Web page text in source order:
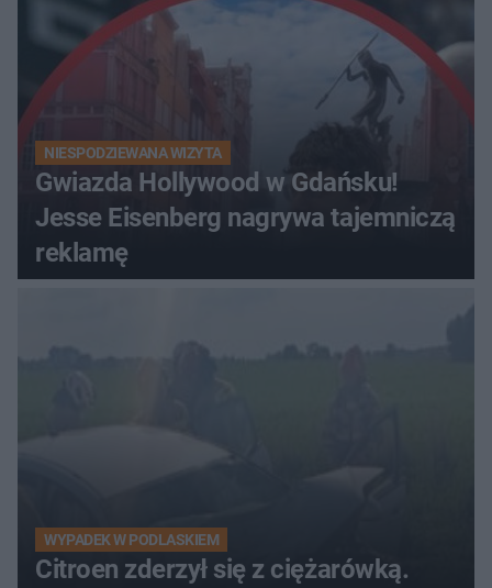
NIESPODZIEWANA WIZYTA
Gwiazda Hollywood w Gdańsku!
Jesse Eisenberg nagrywa tajemniczą
reklamę
WYPADEK W PODLASKIEM
Citroen zderzył się z ciężarówką.